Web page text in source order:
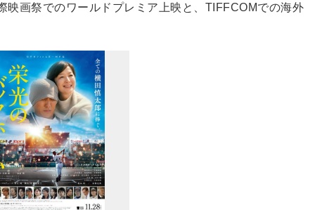
映画祭でのワールドプレミア上映と、TIFFCOMでの海外